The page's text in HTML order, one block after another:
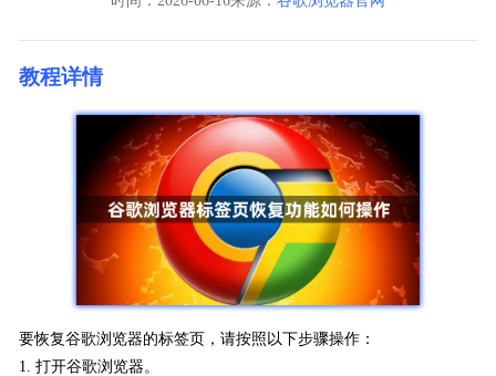
教程详情
要恢复谷歌浏览器的标签页，请按照以下步骤操作：
1. 打开谷歌浏览器。